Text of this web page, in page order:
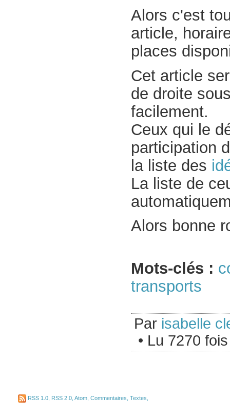
Alors c'est
article,
places
Cet article
de droite
facilement.
Ceux qui le
participation
la liste des
La liste de
Alors bonne
Mots-clés :
transports
Par isabelle
• Lu 7270 fois
RSS 1.0 RSS 2.0 Atom Commentaires Textes